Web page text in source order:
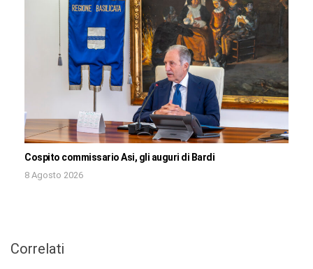
Cospito commissario Asi, gli auguri di Bardi
8 Agosto 2026
Correlati